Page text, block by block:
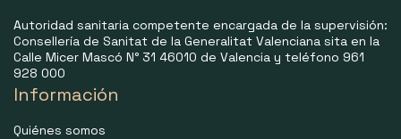
Autoridad sanitaria competente encargada de la supervisión:
Consellería de Sanitat de la Generalitat Valenciana sita en la
Calle Micer Mascó N° 31 46010 de Valencia y teléfono 961
928 000
Información
Quiénes somos